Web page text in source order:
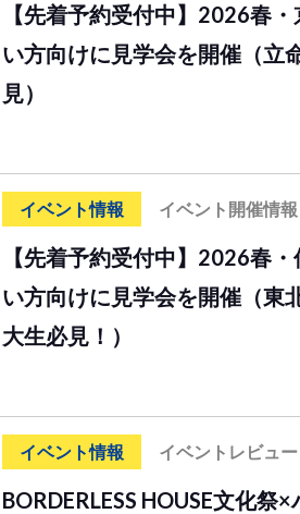
【先着予約受付中】2026春
い方向けに見学会を開催（立
見）
イベント情報 イベント開催情報
【先着予約受付中】2026春
い方向けに見学会を開催（東
大生必見！）
イベント情報 イベントレビュー
BORDERLESS HOUSE文化祭